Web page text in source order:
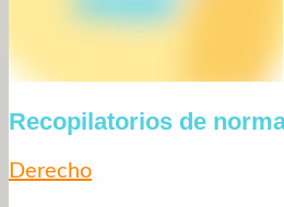
Recopilatorios de
Derecho